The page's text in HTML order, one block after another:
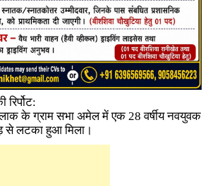
के ग्राम सभा अमेल में एक 28 वर्षीय नवयुवक
से लटका हुआ मिला।